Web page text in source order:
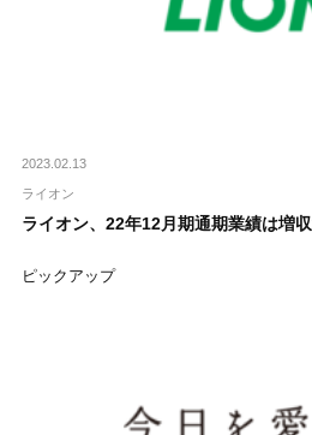
2023.02.13
ライオン
ライオン、22年12月期通期業績は増
ピックアップ